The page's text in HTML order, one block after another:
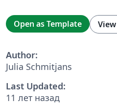
Open as Template
Author:
Julia Schmitjans
Last Updated:
11 лет назад